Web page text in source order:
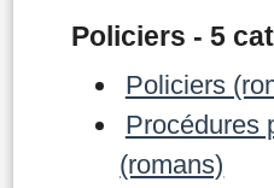
Policiers - 5
Policiers
Procédures
(romans)